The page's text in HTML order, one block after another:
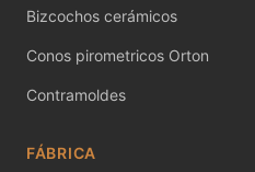
MAYCO POTTERY
Bizcochos cerámicos
Conos pirometricos Orton
Contramoldes
FÁBRICA